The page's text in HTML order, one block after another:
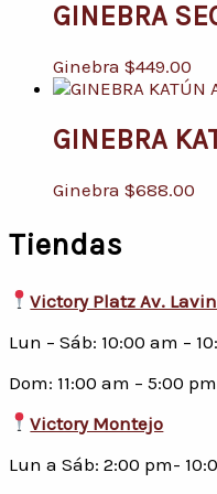
GINEBRA
Ginebra $449.00
GINEBRA
Ginebra $688.00
Tiendas
Victory Platz Av. Lavin
Lun – Sáb: 10:00 am –
Dom: 11:00 am – 5:00 pm
Victory Montejo
Lun a Sáb: 2:00 pm-